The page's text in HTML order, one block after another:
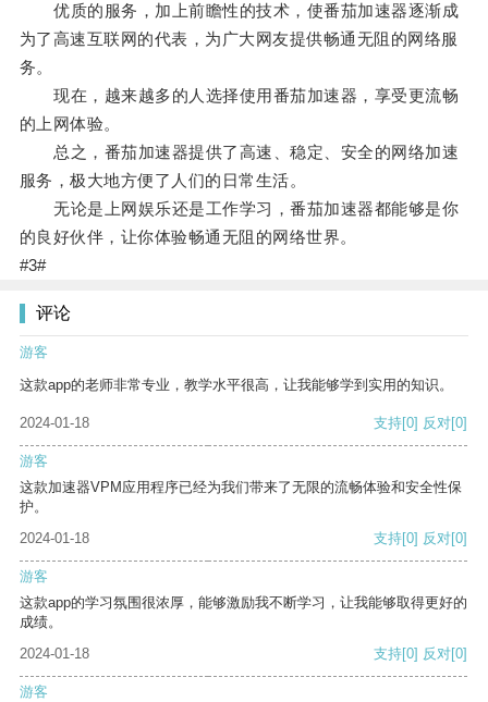
优质的服务，加上前瞻性的技术，使番茄加速器逐渐成
为了高速互联网的代表，为广大网友提供畅通无阻的网络服
务。
现在，越来越多的人选择使用番茄加速器，享受更流畅
的上网体验。
总之，番茄加速器提供了高速、稳定、安全的网络加速
服务，极大地方便了人们的日常生活。
无论是上网娱乐还是工作学习，番茄加速器都能够是你
的良好伙伴，让你体验畅通无阻的网络世界。
#3#
评论
游客
这款app的老师非常专业，教学水平很高，让我能够学到实用的知识。
2024-01-18 支持[0] 反对[0]
游客
这款加速器VPM应用程序已经为我们带来了无限的流畅体验和安全性保
护。
2024-01-18
支持[0] 反对[0]
游客
这款app的学习氛围很浓厚，能够激励我不断学习，让我能够取得更好的
成绩。
2024-01-18
支持[0] 反对[0]
游客